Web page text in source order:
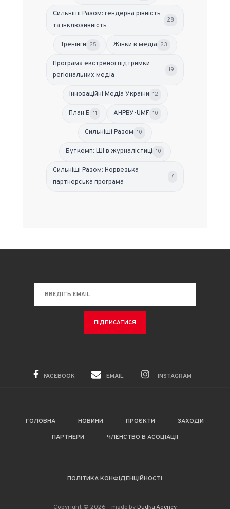
Сильніші Разом: гендерна рівність
та інклюзивність
28
Тренінги 25 Жінки в медіа 23
Програма екстреної підтримки
регіональних медіа
19
Інноваційні Медіа України 12
План Б 11 АНРВУ-UMF 10
Сильніші Разом 10
Буткемп: ШІ в журналістиці 10
Сильніші Разом: Норвезька
партнерська програма
7
FACEBOOK EMAIL INSTAGRAM
ГОЛОВНА НОВИНИ ПРОЄКТИ
ЗАХОДИ
ПАРТНЕРИ
ЧЛЕНСТВО В АСОЦІАЦІЇ
ПОЛІТИКА КОНФІДЕНЦІЙНОСТІ